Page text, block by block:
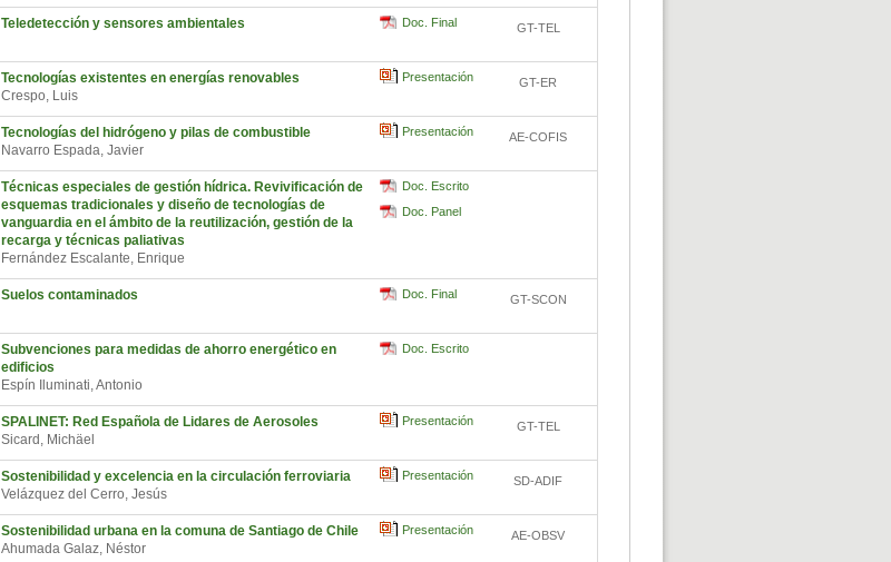
Teledetección y sensores ambientales Doc. Final GT-TEL
Tecnologías existentes en energías renovables
Crespo, Luis
Presentación GT-ER
Tecnologías del hidrógeno y pilas de combustible
Navarro Espada, Javier
Presentación AE-COFIS
Técnicas especiales de gestión hídrica. Revivificación de
esquemas tradicionales y diseño de tecnologías de
vanguardia en el ámbito de la reutilización, gestión de la
recarga y técnicas paliativas
Fernández Escalante, Enrique
Doc. Escrito
Doc. Panel
Suelos contaminados Doc. Final GT-SCON
Subvenciones para medidas de ahorro energético en
edificios
Espín Iluminati, Antonio
Doc. Escrito
SPALINET: Red Española de Lidares de Aerosoles
Sicard, Michäel
Presentación GT-TEL
Sostenibilidad y excelencia en la circulación ferroviaria
Velázquez del Cerro, Jesús
Presentación SD-ADIF
Sostenibilidad urbana en la comuna de Santiago de Chile
Ahumada Galaz, Néstor
Presentación AE-OBSV